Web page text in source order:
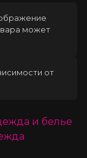
может
от
и белье